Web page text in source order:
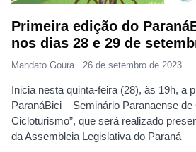
Primeira edição do
nos dias 28 e 29 de
Mandato Goura 26 de setembro de 2023
Inicia nesta quinta-feira (28), às 19h, a
ParanáBici – Seminário Paranaense
Cicloturismo”, que será realizado
da Assembleia Legislativa do Paraná